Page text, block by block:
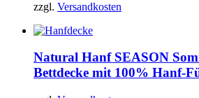
zzgl. Versandkosten
Natural Hanf SEASON
Bettdecke mit 100% Hanf-